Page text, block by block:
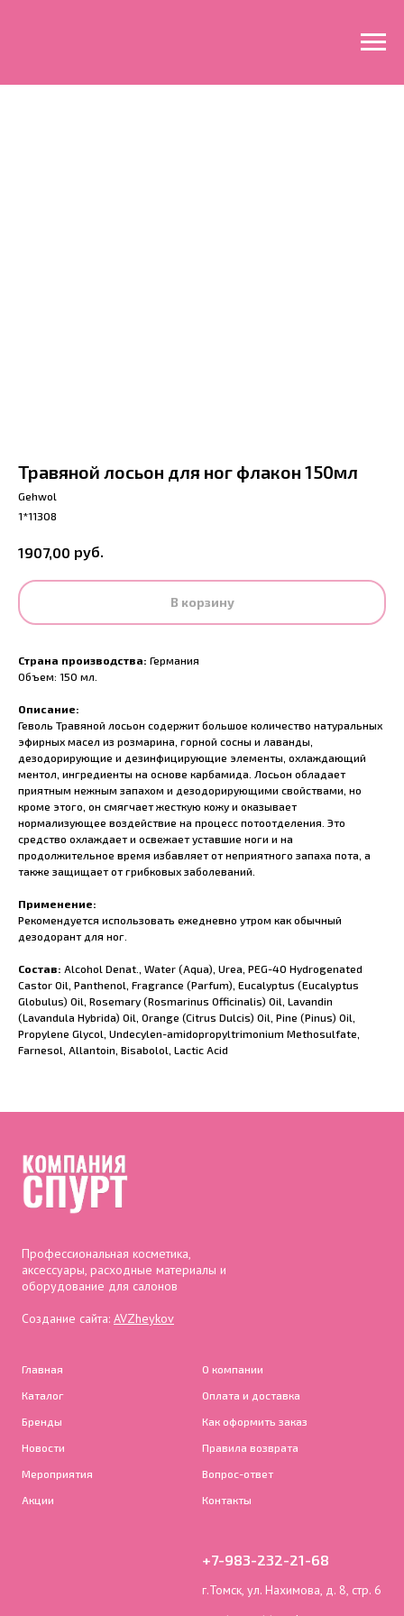
Травяной лосьон для ног флакон 150мл
Gehwol
1*11308
1907,00 руб.
В корзину
Страна производства: Германия
Объем: 150 мл.
Описание:
Геволь Травяной лосьон содержит большое количество натуральных
эфирных масел из розмарина, горной сосны и лаванды,
дезодорирующие и дезинфицирующие элементы, охлаждающий
ментол, ингредиенты на основе карбамида. Лосьон обладает
приятным нежным запахом и дезодорирующими свойствами, но
кроме этого, он смягчает жесткую кожу и оказывает
нормализующее воздействие на процесс потоотделения. Это
средство охлаждает и освежает уставшие ноги и на
продолжительное время избавляет от неприятного запаха пота, а
также защищает от грибковых заболеваний.
Применение:
Рекомендуется использовать ежедневно утром как обычный
дезодорант для ног.
Состав: Alcohol Denat., Water (Aqua), Urea, PEG-40 Hydrogenated
Castor Oil, Panthenol, Fragrance (Parfum), Eucalyptus (Eucalyptus
Globulus) Oil, Rosemary (Rosmarinus Officinalis) Oil, Lavandin
(Lavandula Hybrida) Oil, Orange (Citrus Dulcis) Oil, Pine (Pinus) Oil,
Propylene Glycol, Undecylen-amidopropyltrimonium Methosulfate,
Farnesol, Allantoin, Bisabolol, Lactic Acid
Профессиональная косметика,
аксессуары, расходные материалы и
оборудование для салонов
Создание сайта: AVZheykov
Главная
Каталог
Бренды
Новости
Мероприятия
Акции
О компании
Оплата и доставка
Как оформить заказ
Правила возврата
Вопрос-ответ
Контакты
+7-983-232-21-68
г.Томск, ул. Нахимова, д. 8, стр. 6